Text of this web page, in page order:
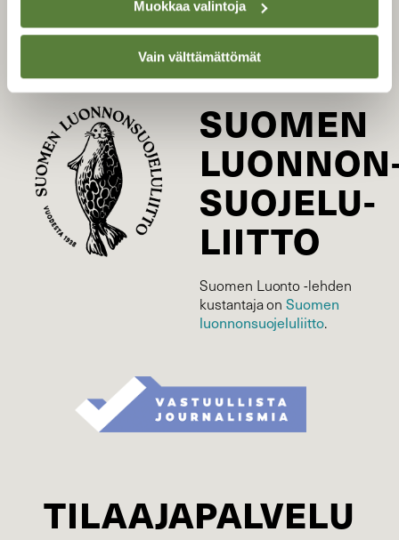
Muokkaa valintoja
Vain välttämättömät
Äänestä parasta juttua
Tilaa uutiskirje
SUOMEN
SUOJELU­
LIITTO
Suomen Luonto -lehden
kustantaja onSuomen
luonnonsuojelu­liitto.
TILAAJAPALVELU